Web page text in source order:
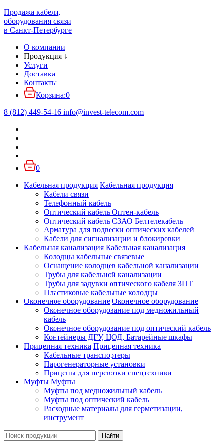
Продажа кабеля,
оборудования связи
в Санкт-Петербурге
О компании
Продукция ↓
Услуги
Доставка
Контакты
Корзина:0
8 (812) 449-54-16 info@invest-telecom.com
0
Кабельная продукция Кабельная продукция
Кабели связи
Телефонный кабель
Оптический кабель Оптен-кабель
Оптический кабель СЗАО Белтелекабель
Арматура для подвески оптических кабелей
Кабели для сигнализации и блокировки
Кабельная канализация Кабельная канализация
Колодцы кабельные связевые
Оснащение колодцев кабельной канализации
Трубы для кабельной канализации
Трубы для задувки оптического кабеля ЗПТ
Пластиковые кабельные колодцы
Оконечное оборудование Оконечное оборудование
Оконечное оборудование под медножильный
кабель
Оконечное оборудование под оптический кабель
Контейнеры ДГУ, ЦОД, Батарейные шкафы
Прицепная техника Прицепная техника
Кабельные транспортеры
Парогенераторные установки
Прицепы для перевозки спецтехники
Муфты Муфты
Муфты под медножильный кабель
Муфты под оптический кабель
Расходные материалы для герметизации,
инструмент